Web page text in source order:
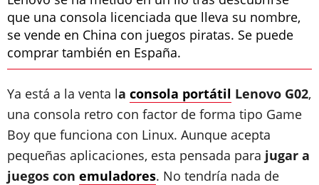
que una consola licenciada que lleva su nombre,
se vende en China con juegos piratas. Se puede
comprar también en España.
Ya está a la venta la consola portátil Lenovo G02,
una consola retro con factor de forma tipo Game
Boy que funciona con Linux. Aunque acepta
pequeñas aplicaciones, esta pensada para jugar a
juegos con emuladores. No tendría nada de